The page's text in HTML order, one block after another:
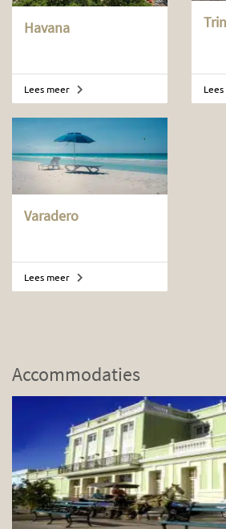
Havana
Lees meer
Varadero
Lees meer
Accommodaties